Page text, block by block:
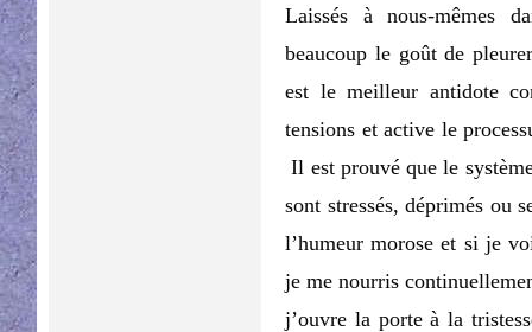
Laissés à nous-mêmes
beaucoup le goût de
est le meilleur antidote
tensions et active le
Il est prouvé que le
sont stressés, déprimés ou
l’humeur morose et si je
je me nourris
j’ouvre la porte à la